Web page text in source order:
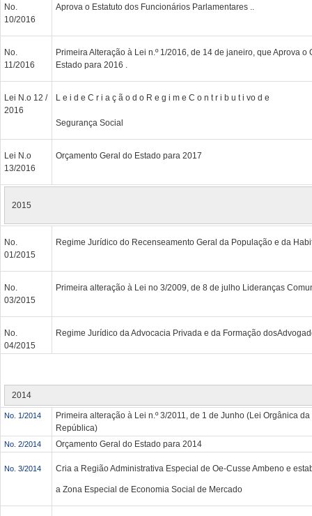
No.
10/2016
Aprova o Estatuto dos Funcionários Parlamentares ..
No.
11/2016
Primeira Alteração à Lei n.º 1/2016, de 14 de janeiro, que Aprova o
Estado para 2016 .
Lei N.o 12 /
2016
L e i d e C r i a ç ã o d o R e g i m e C o n t r i b u t i vo d e
Segurança Social
Lei N.o
13/2016
Orçamento Geral do Estado para 2017
2015
No.
01/2015
Regime Jurídico do Recenseamento Geral da População e da
No.
03/2015
Primeira alteração à Lei no 3/2009, de 8 de julho Lideranças
No.
04/2015
Regime Jurídico da Advocacia Privada e da Formação
2014
No. 1/2014
Primeira alteração à Lei n.º 3/2011, de 1 de Junho (Lei Orgânica
República)
No. 2/2014 Orçamento Geral do Estado para 2014
No. 3/2014 Cria a Região Administrativa Especial de Oe-Cusse Ambeno e
a Zona Especial de Economia Social de Mercado